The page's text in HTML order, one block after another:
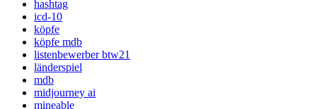
hashtag
icd-10
köpfe
köpfe mdb
listenbewerber btw21
länderspiel
mdb
midjourney ai
mineable